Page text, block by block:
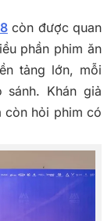
còn được quan
phần phim ăn
tảng lớn, mỗi
Khán giả
còn hỏi phim có